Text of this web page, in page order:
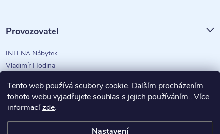
Tento web používá soubory cookie. Dalším procházením
tohoto webu vyjadřujete souhlas s jejich používáním.. Více
informacízde.
Nastavení
Provozovatel
INTENA Nábytek
Vladimír Hodina